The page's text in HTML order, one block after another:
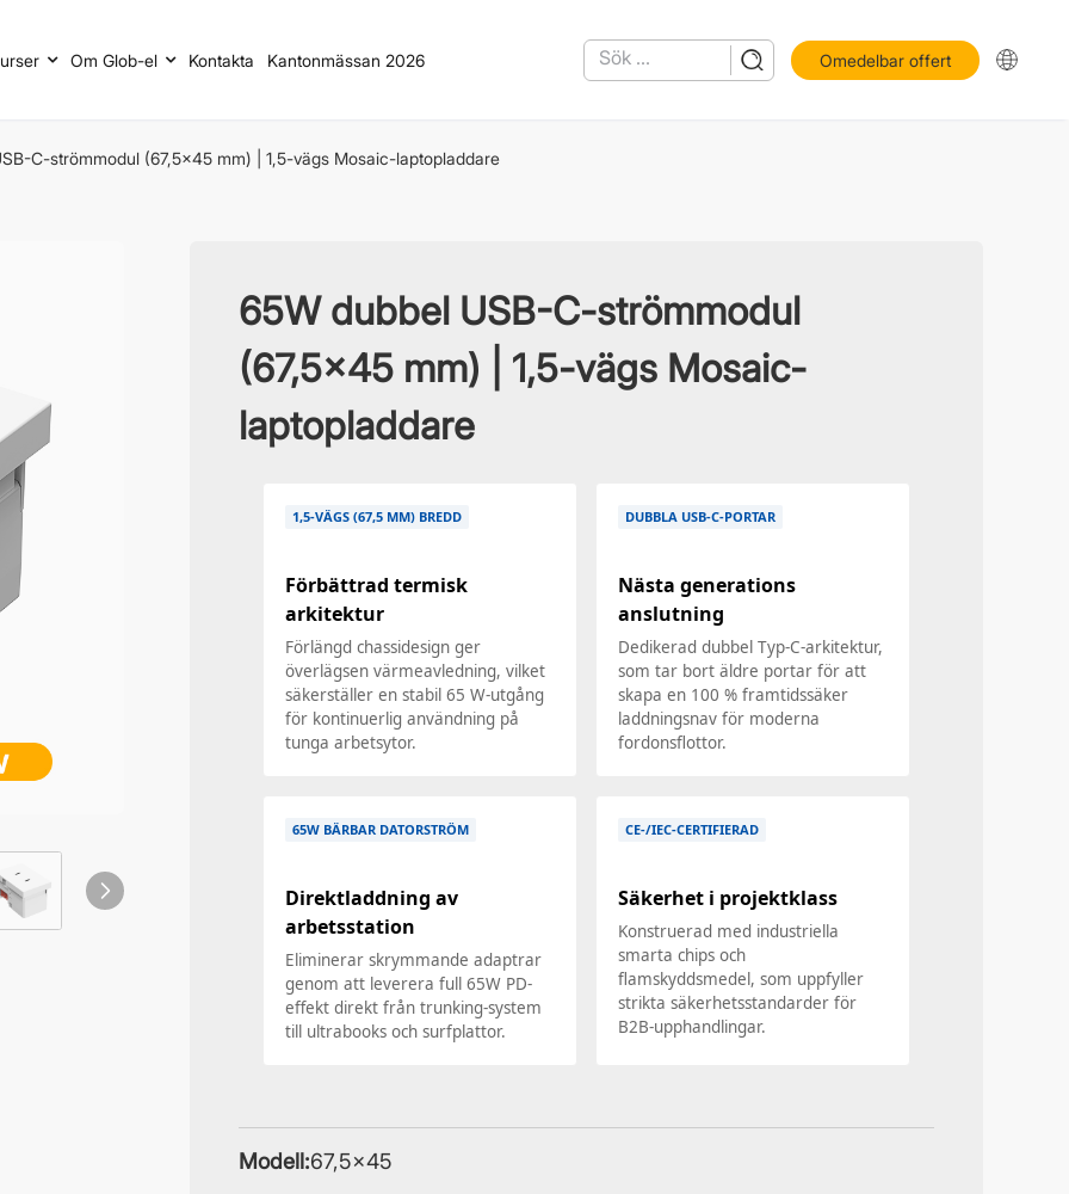
Om Glob-el Kontakta Kantonmässan 2026 Omedelbar offert
C-strömmodul (67,5x45 mm) | 1,5-vägs Mosaic-laptopladdare
65W dubbel USB-C-strömmodul
(67,5x45 mm) | 1,5-vägs Mosaic-
laptopladdare
1,5-VÄGS (67,5 MM) BREDD
Förbättrad termisk
arkitektur
Förlängd chassidesign ger
överlägsen värmeavledning, vilket
säkerställer en stabil 65 W-utgång
för kontinuerlig användning på
tunga arbetsytor.
DUBBLA USB-C-PORTAR
Nästa generations
anslutning
Dedikerad dubbel Typ-C-arkitektur,
som tar bort äldre portar för att
skapa en 100 % framtidssäker
laddningsnav för moderna
fordonsflottor.
65W BÄRBAR DATORSTRÖM
Direktladdning av
arbetsstation
Eliminerar skrymmande adaptrar
genom att leverera full 65W PD-
effekt direkt från trunking-system
till ultrabooks och surfplattor.
CE-/IEC-CERTIFIERAD
Säkerhet i projektklass
Konstruerad med industriella
smarta chips och
flamskyddsmedel, som uppfyller
strikta säkerhetsstandarder för
B2B-upphandlingar.
Modell:67,5×45